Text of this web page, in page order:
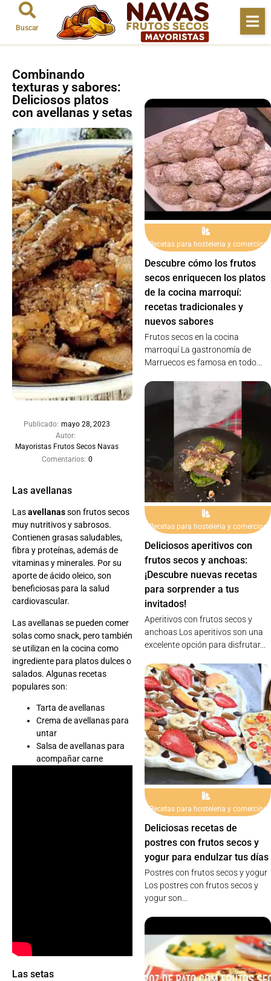
Buscar
Combinando
texturas y sabores:
Deliciosos platos
con avellanas y setas
Publicado: mayo 28, 2023
Autor:
Mayoristas Frutos Secos Navas
Comentarios: 0
Las avellanas
Lasavellanasson frutos secos
muy nutritivos y sabrosos.
Contienen grasas saludables,
fibra y proteínas, además de
vitaminas y minerales. Por su
aporte de ácido oleico, son
beneficiosas para la salud
cardiovascular.
Las avellanas se pueden comer
solas como snack, pero también
se utilizan en la cocina como
ingrediente para platos dulces o
salados. Algunas recetas
populares son:
Tarta de avellanas
Crema de avellanas para
untar
Salsa de avellanas para
acompañar carne
Las setas
Recetas para hosteleria y comercios
Descubre cómo los frutos
secos enriquecen los platos
de la cocina marroquí:
recetas tradicionales y
nuevos sabores
Frutos secos en la cocina
marroquí La gastronomía de
Marruecos es famosa en todo...
Recetas para hosteleria y comercios
Deliciosos aperitivos con
frutos secos y anchoas:
¡Descubre nuevas recetas
para sorprender a tus
invitados!
Aperitivos con frutos secos y
anchoas Los aperitivos son una
excelente opción para disfrutar...
Recetas para hosteleria y comercios
Deliciosas recetas de
postres con frutos secos y
yogur para endulzar tus días
Postres con frutos secos y yogur
Los postres con frutos secos y
yogur son...